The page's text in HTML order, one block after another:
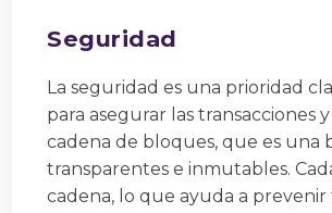
Seguridad
La seguridad es una prioridad
para asegurar las transacciones
cadena de bloques, que es una
transparentes e inmutables.
cadena, lo que ayuda a